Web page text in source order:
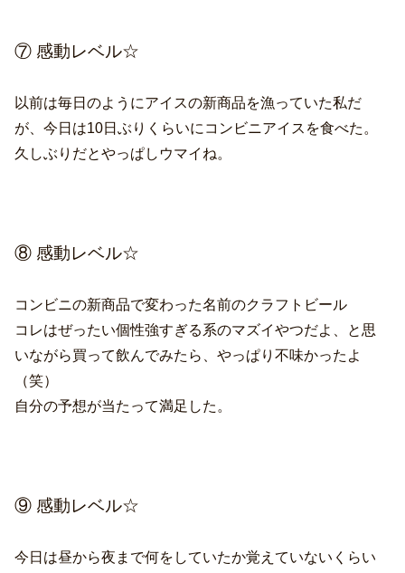
⑦ 感動レベル☆
以前は毎日のようにアイスの新商品を漁っていた私だ
が、今日は10日ぶりくらいにコンビニアイスを食べた。
久しぶりだとやっぱしウマイね。
⑧ 感動レベル☆
コンビニの新商品で変わった名前のクラフトビール
コレはぜったい個性強すぎる系のマズイやつだよ、と思
いながら買って飲んでみたら、やっぱり不味かったよ
（笑）
自分の予想が当たって満足した。
⑨ 感動レベル☆
今日は昼から夜まで何をしていたか覚えていないくらい